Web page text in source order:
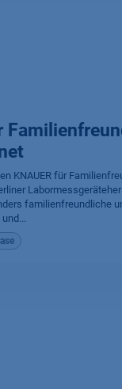
KNAUER für
familienfreundliche